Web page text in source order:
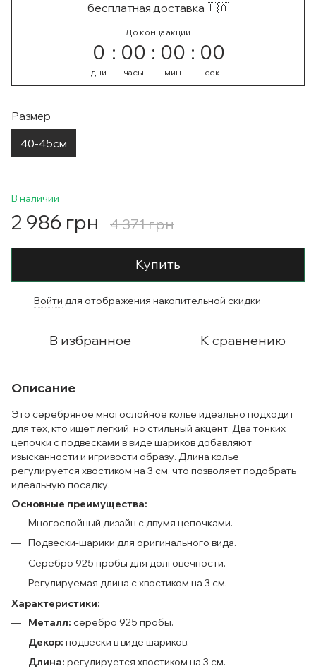
бесплатная доставка 🇺🇦
До конца акции
0
дни
00
часы
00
мин
00
сек
Размер
40-45см
В наличии
2 986 грн 4 371 грн
Купить
Войти для отображения накопительной скидки
В избранное К сравнению
Описание
Это серебряное многослойное колье идеально подходит
для тех, кто ищет лёгкий, но стильный акцент. Два тонких
цепочки с подвесками в виде шариков добавляют
изысканности и игривости образу. Длина колье
регулируется хвостиком на 3 см, что позволяет подобрать
идеальную посадку.
Основные преимущества:
Многослойный дизайн с двумя цепочками.
Подвески-шарики для оригинального вида.
Серебро 925 пробы для долговечности.
Регулируемая длина с хвостиком на 3 см.
Характеристики:
Металл: серебро 925 пробы.
Декор: подвески в виде шариков.
Длина: регулируется хвостиком на 3 см.